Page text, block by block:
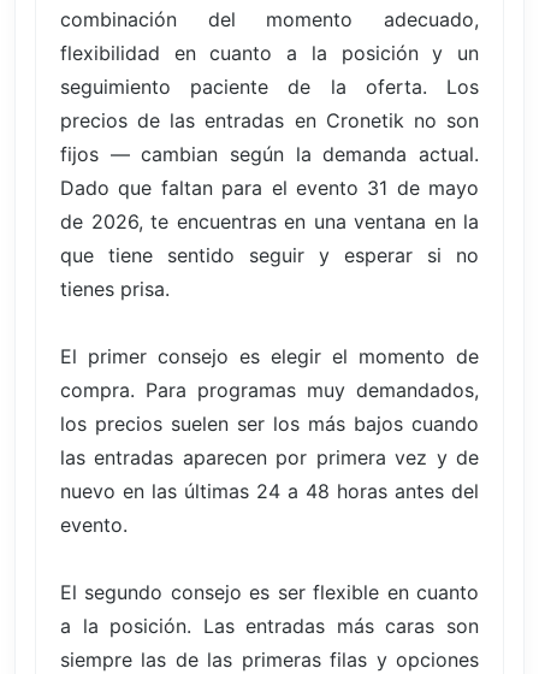
combinación del momento adecuado,
flexibilidad en cuanto a la posición y un
seguimiento paciente de la oferta. Los
precios de las entradas en Cronetik no son
fijos — cambian según la demanda actual.
Dado que faltan para el evento 31 de mayo
de 2026, te encuentras en una ventana en la
que tiene sentido seguir y esperar si no
tienes prisa.
El primer consejo es elegir el momento de
compra. Para programas muy demandados,
los precios suelen ser los más bajos cuando
las entradas aparecen por primera vez y de
nuevo en las últimas 24 a 48 horas antes del
evento.
El segundo consejo es ser flexible en cuanto
a la posición. Las entradas más caras son
siempre las de las primeras filas y opciones